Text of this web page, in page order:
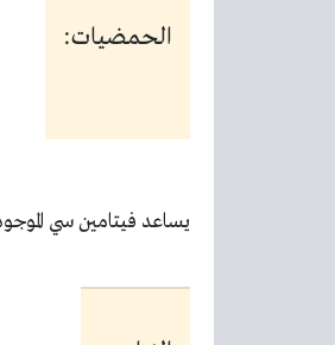
الحمضيات:
يساعد فيتامين سي